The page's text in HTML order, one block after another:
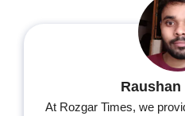
Raushan
At Rozgar Times, we